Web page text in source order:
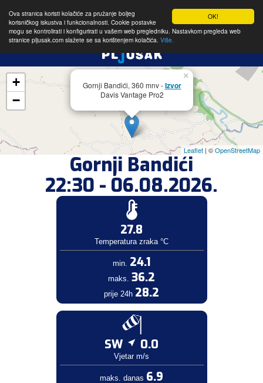
OK!
Ova stranica koristi kolačiće za pružanje boljeg
korisničkog iskustva i funkcionalnosti. Cookie postavke
mogu se kontrolirati i konfigurirati u vašem web pregledniku. Nastavkom pregleda web
stranice pljusak.com slažete se sa korištenjem kolačića. Više.
Gornji Bandići, 360 mnv -Izvor
Davis Vantage Pro2
×
+
−
Leaflet | ©OpenStreetMap
Gornji Bandići
22:30 - 06.08.2026.
27.8
Temperatura zraka °C
min. 24.1
maks. 36.2
prije 24h 28.2
SW 0.0
Vjetar m/s
maks. danas 6.9